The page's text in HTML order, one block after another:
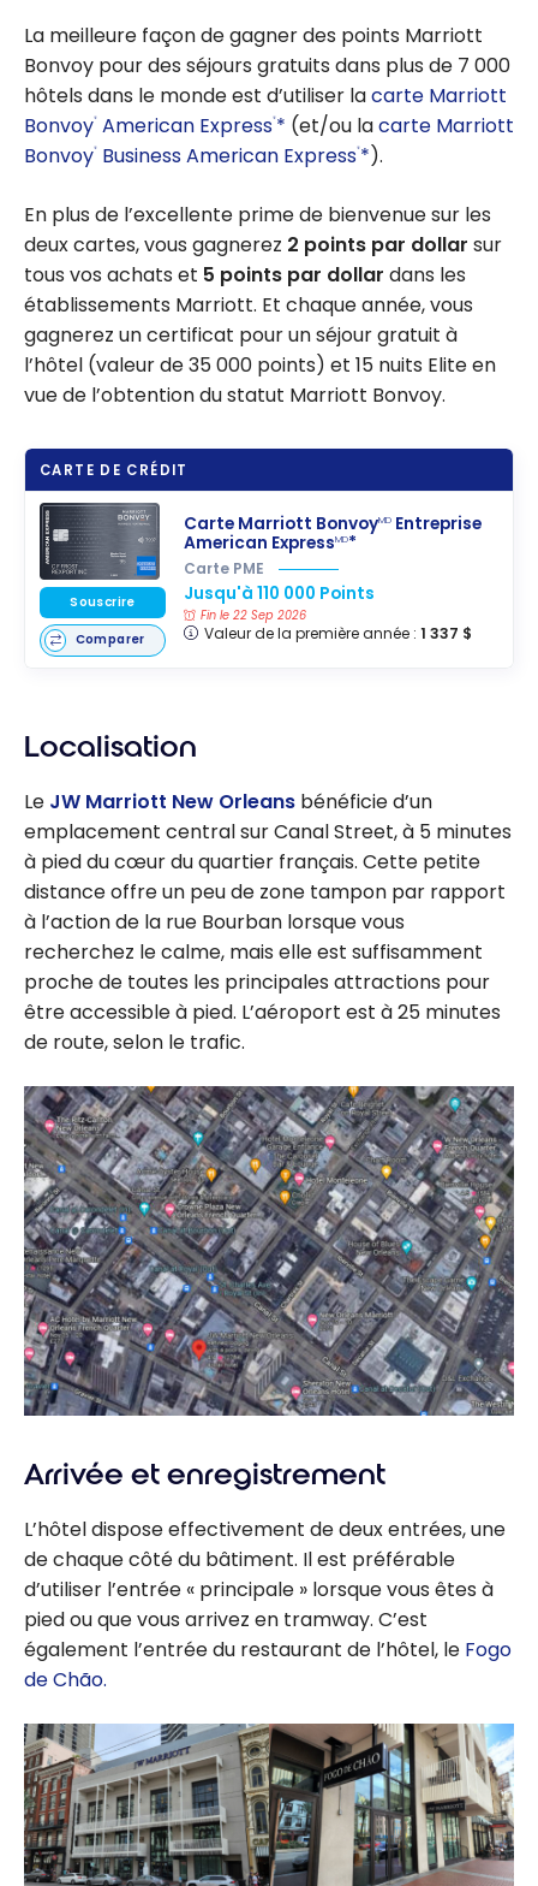
La meilleure façon de gagner des points Marriott
Bonvoy pour des séjours gratuits dans plus de 7 000
hôtels dans le monde est d’utiliser lacarte Marriott
Bonvoy® American Express®* (et/ou lacarte Marriott
Bonvoy® Business American Express®*).
En plus de l’excellente prime de bienvenue sur les
deux cartes, vous gagnerez 2 points par dollar sur
tous vos achats et 5 points par dollar dans les
établissements Marriott. Et chaque année, vous
gagnerez un certificat pour un séjour gratuit à
l’hôtel (valeur de 35 000 points) et 15 nuits Elite en
vue de l’obtention du statut Marriott Bonvoy.
CARTE DE CRÉDIT
Carte Marriott BonvoyMD Entreprise
American ExpressMD*
Carte PME
Jusqu'à 110 000 Points
Fin le 22 Sep 2026
Valeur de la première année : 1 337 $
Souscrire
Comparer
Localisation
Le JW Marriott New Orleans bénéficie d’un
emplacement central sur Canal Street, à 5 minutes
à pied du cœur du quartier français. Cette petite
distance offre un peu de zone tampon par rapport
à l’action de la rue Bourban lorsque vous
recherchez le calme, mais elle est suffisamment
proche de toutes les principales attractions pour
être accessible à pied. L’aéroport est à 25 minutes
de route, selon le trafic.
Arrivée et enregistrement
L’hôtel dispose effectivement de deux entrées, une
de chaque côté du bâtiment. Il est préférable
d’utiliser l’entrée « principale » lorsque vous êtes à
pied ou que vous arrivez en tramway. C’est
également l’entrée du restaurant de l’hôtel, le Fogo
de Chão.